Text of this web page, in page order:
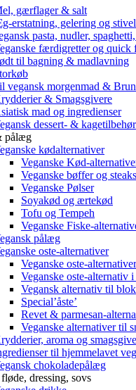
gærflager & salt
erstatning, gelering og
pasta, nudler,
færdigretter og quick
til bagning & madlavning
vegansk morgenmad &
& Smagsgivere
mad og ingredienser
dessert- & kagetilbehør
pålæg
kødalternativer
Veganske Kød-
Veganske bøffer og steaks
Veganske Pølser
Soyakød og ærtekød
Tofu og Tempeh
Veganske Fiske-
pålæg
oste-alternativer
Veganske oste-
Veganske oste-alternativ
Vegansk alternativ til
Special’åste’
Revet & parmesan-
Veganske alternativer til
aroma og
til hjemmelavet
chokoladepålæg
dressing, sovs